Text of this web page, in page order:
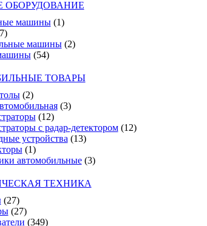
ОБОРУДОВАНИЕ
машины (1)
машины (2)
(54)
ТОВАРЫ
(2)
(3)
(12)
с радар-детектором (12)
устройства (13)
(1)
автомобильные (3)
ТЕХНИКА
(27)
(27)
(349)